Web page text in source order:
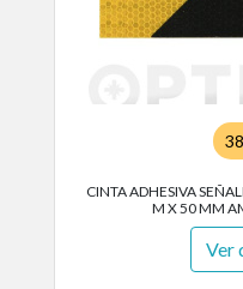
CINTA ADHESIVA
M X 50 MM
Ver